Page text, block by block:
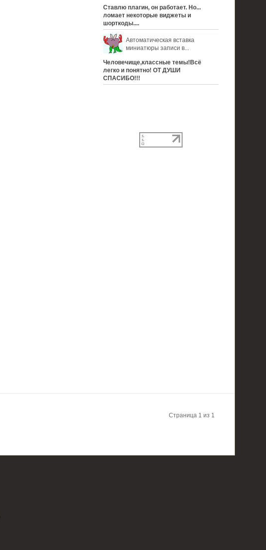
Ставлю плагин, он работает. Но...
ломает некоторые виджеты и
шорткоды....
Автоматическая вставка
миниатюры записи в...
Человечище,классные темы!Всё
легко и понятно! ОТ ДУШИ
СПАСИБО!!!
Страница 1 из 1